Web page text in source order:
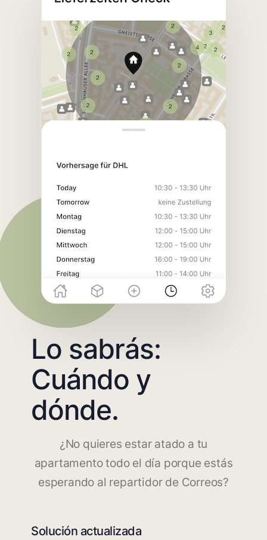
Lo sabrás:
Cuándo y
dónde.
¿No quieres estar atado a tu
apartamento todo el día porque estás
esperando al repartidor de Correos?
Solución actualizada